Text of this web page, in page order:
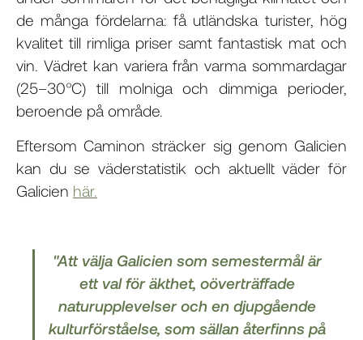
de många fördelarna: få utländska turister, hög
kvalitet till rimliga priser samt fantastisk mat och
vin. Vädret kan variera från varma sommardagar
(25–30°C) till molniga och dimmiga perioder,
beroende på område.
Eftersom Caminon sträcker sig genom Galicien
kan du se väderstatistik och aktuellt väder för
Galicien här.
"Att välja Galicien som semestermål är
ett val för äkthet, oöverträffade
naturupplevelser och en djupgående
kulturförståelse, som sällan återfinns på